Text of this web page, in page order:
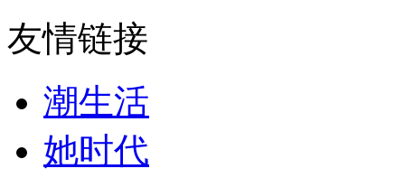
友情链接
潮生活
她时代